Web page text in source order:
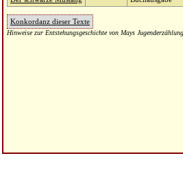
Konkordanz dieser Texte
Hinweise zur Entstehungsgeschichte von Mays